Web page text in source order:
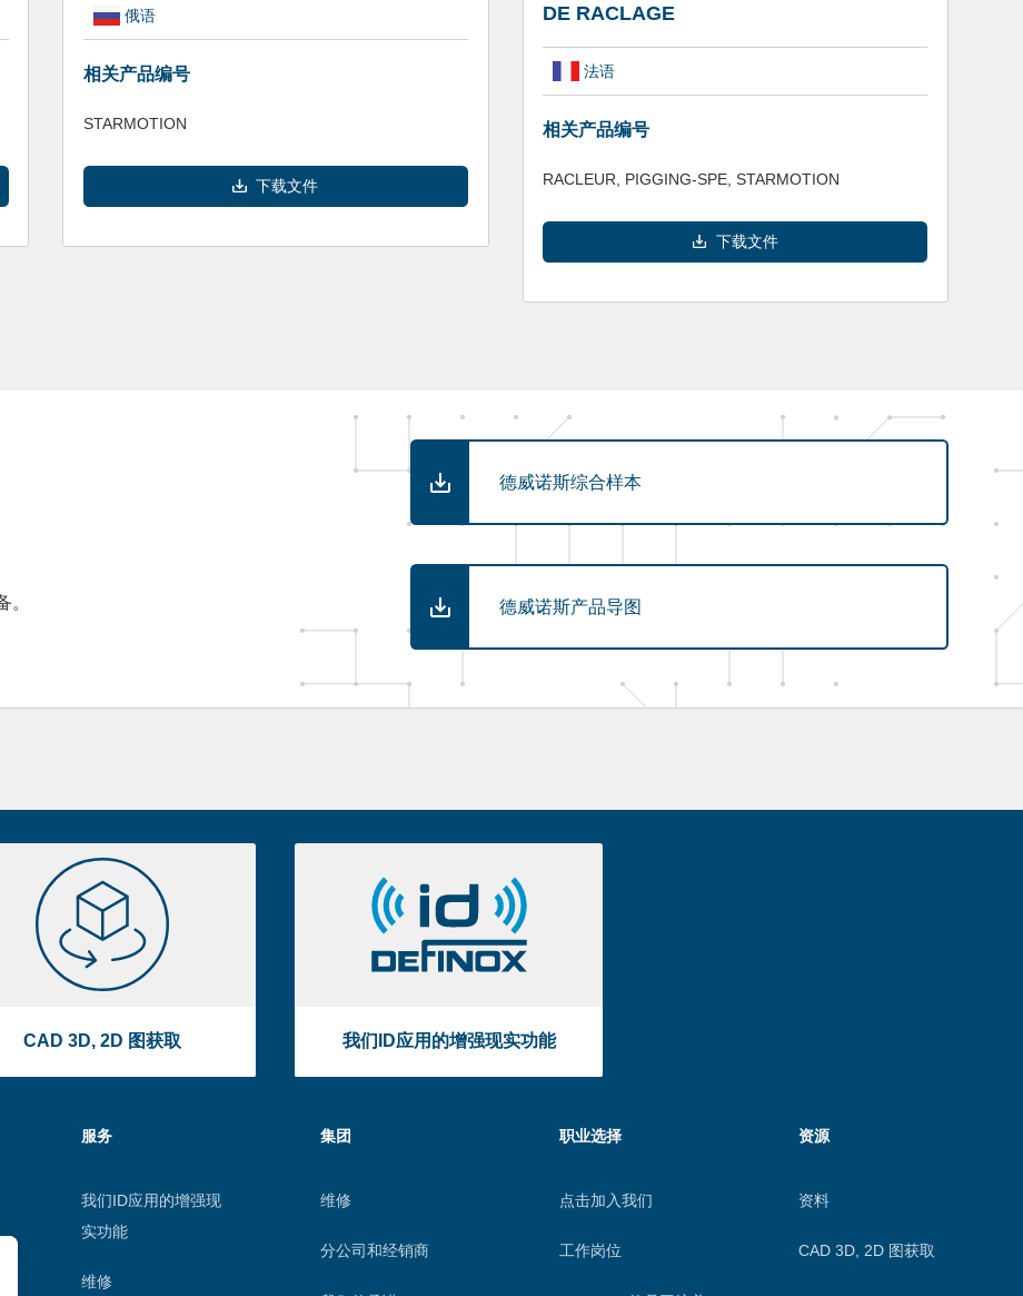
俄语
相关产品编号
STARMOTION
下载文件
DE RACLAGE
法语
相关产品编号
RACLEUR, PIGGING-SPE, STARMOTION
下载文件
。
德威诺斯综合样本
德威诺斯产品导图
CAD 3D, 2D 图获取
3D,
2D
图
我们ID应用的增强现实功能
们
ID
应
增
强
服务
我们ID应用的增强现
实功能
维修
集团
维修
分公司和经销商
职业选择
点击加入我们
工作岗位
资源
资料
CAD 3D, 2D 图获取